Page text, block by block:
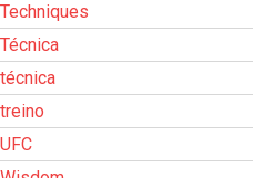
Techniques
Técnica
técnica
treino
UFC